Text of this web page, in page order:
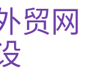
贸网